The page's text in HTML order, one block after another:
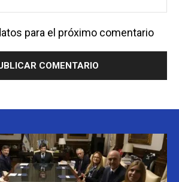
para el próximo comentario